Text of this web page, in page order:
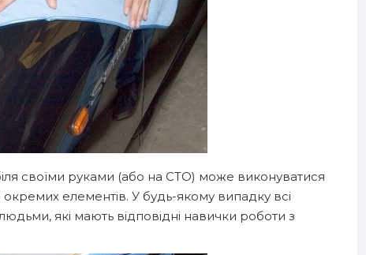
своїми руками (або на СТО) може виконуватися
елементів. У будь-якому випадку всі
які мають відповідні навички роботи з